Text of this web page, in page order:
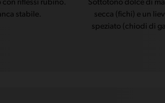
con riflessi rubino.
stabile.
Sottotono dolce di
secca (fichi) e un
speziato (chiodi di